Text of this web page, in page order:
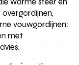
vouwgordijnen:
met